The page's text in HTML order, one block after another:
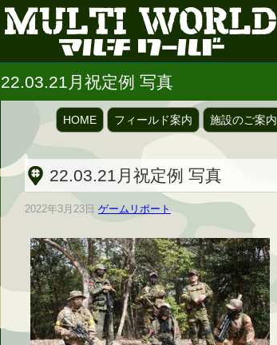
22.03.21月祝定例 写真
HOME フィールド案内 施設のご案内
22.03.21月祝定例 写真
2022年3月23日 ゲームリポート